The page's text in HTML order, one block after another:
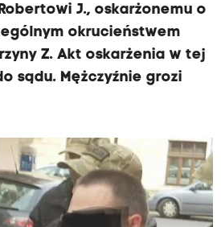
J., oskarżonemu o
okrucieństwem
Z. Akt oskarżenia w tej
sądu. Mężczyźnie grozi